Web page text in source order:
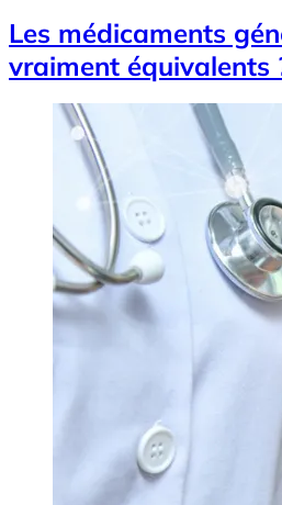
Les médicaments
vraiment équivalents
Image